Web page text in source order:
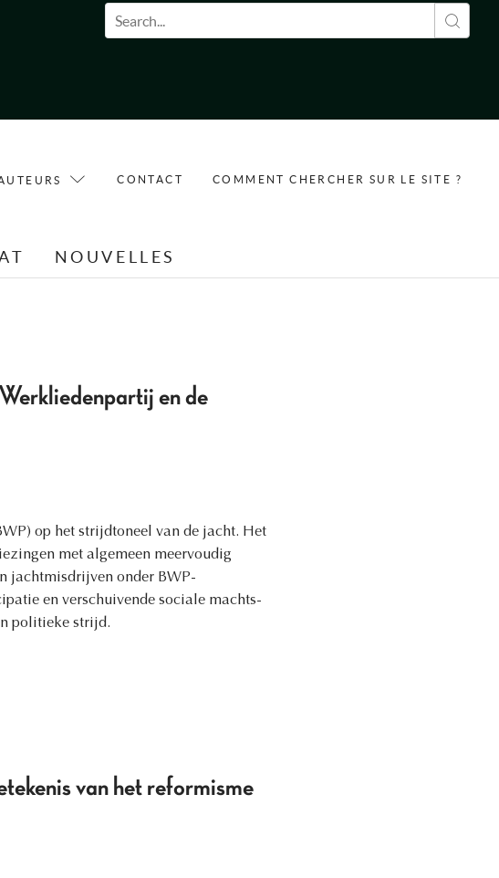
Formulaire de recherche
CONTACT COMMENT CHERCHER SUR LE SITE ?
NOUVELLES
en de
op het strijdtoneel van de jacht. Het
met algemeen meervoudig
jachtmisdrijven onder BWP-
en verschuivende sociale machts-
politieke strijd.
van het reformisme